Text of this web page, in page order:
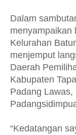
Dalam
menyampaikan
Kelurahan
menjemput
Daerah
Kabupaten
Padang
“Kedatangan